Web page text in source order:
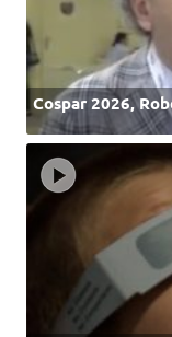
Cospar 2026,